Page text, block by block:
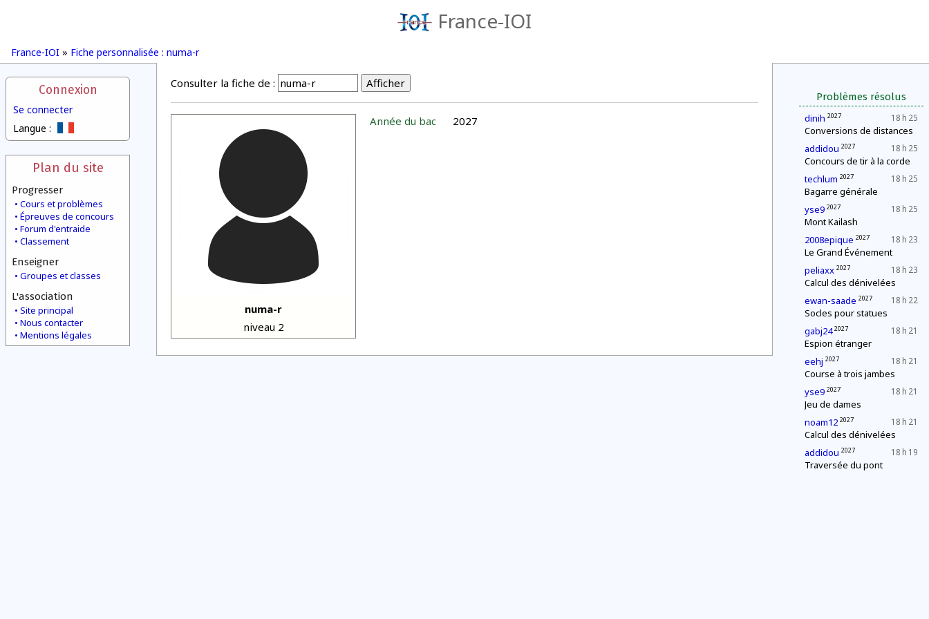
France-IOI
France-IOI » Fiche personnalisée : numa-r
Connexion
Se connecter
Langue :
Plan du site
Progresser
Cours et problèmes
Épreuves de concours
Forum d'entraide
Classement
Enseigner
Groupes et classes
L'association
Site principal
Nous contacter
Mentions légales
Problèmes résolus
18 h 25
dinih 2027
Conversions de distances
18 h 25
addidou 2027
Concours de tir à la corde
18 h 25
techlum 2027
Bagarre générale
18 h 25
yse9 2027
Mont Kailash
18 h 23
2008epique 2027
Le Grand Événement
18 h 23
peliaxx 2027
Calcul des dénivelées
18 h 22
ewan-saade 2027
Socles pour statues
18 h 21
gabj24 2027
Espion étranger
18 h 21
eehj 2027
Course à trois jambes
18 h 21
yse9 2027
Jeu de dames
18 h 21
noam12 2027
Calcul des dénivelées
18 h 19
addidou 2027
Traversée du pont
Consulter la fiche de :
numa-r
niveau 2
Année du bac 2027